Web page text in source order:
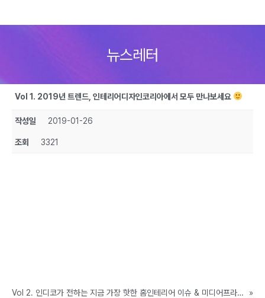
뉴스레터
Vol 1. 2019년 트렌드, 인테리어디자인코리아에서 모두 만나보세요
작성일 2019-01-26
조회 3321
Vol 2. 인디코가 전하는 지금 가장 핫한 홈인테리어 이슈 & 미디어프라이데이 개최 »